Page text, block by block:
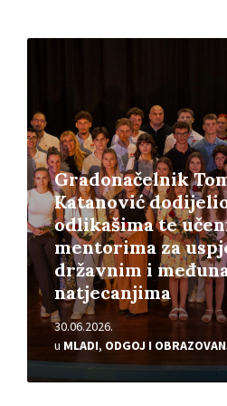
Gradonačelnik
Katanović
odlikašima te
mentorima za
državnim i
natjecanjima
30.06.2026.
u MLADI, ODGOJ I
Pročitajte